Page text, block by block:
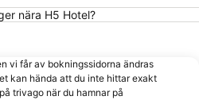
Indre By
Köpenhamns Zoo
Marienlyst
nära H5 Hotel?
vi får av bokningssidorna ändras
kan hända att du inte hittar exakt
trivago när du hamnar på